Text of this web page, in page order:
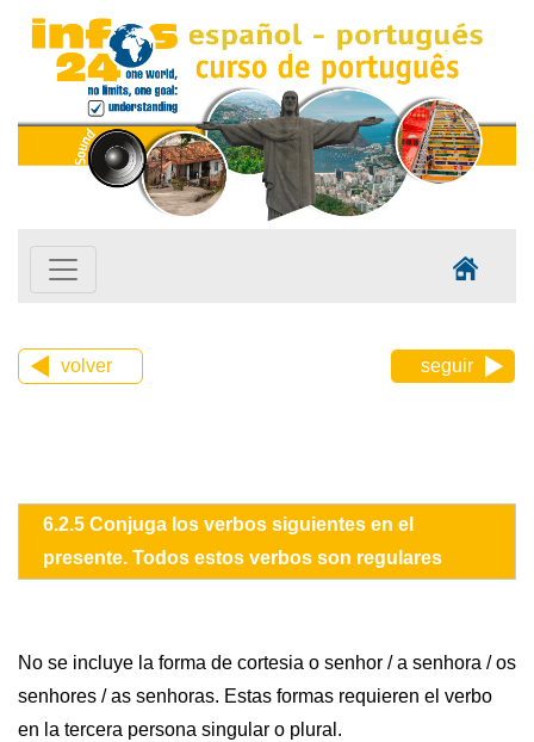
volver seguir
6.2.5 Conjuga los verbos siguientes en el
presente. Todos estos verbos son regulares
No se incluye la forma de cortesia o senhor / a senhora / os
senhores / as senhoras. Estas formas requieren el verbo
en la tercera persona singular o plural.